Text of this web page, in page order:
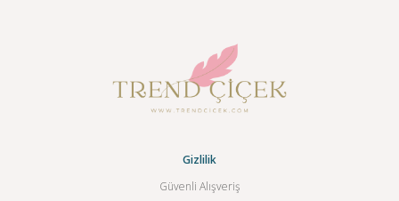
Gizlilik
Güvenli Alışveriş